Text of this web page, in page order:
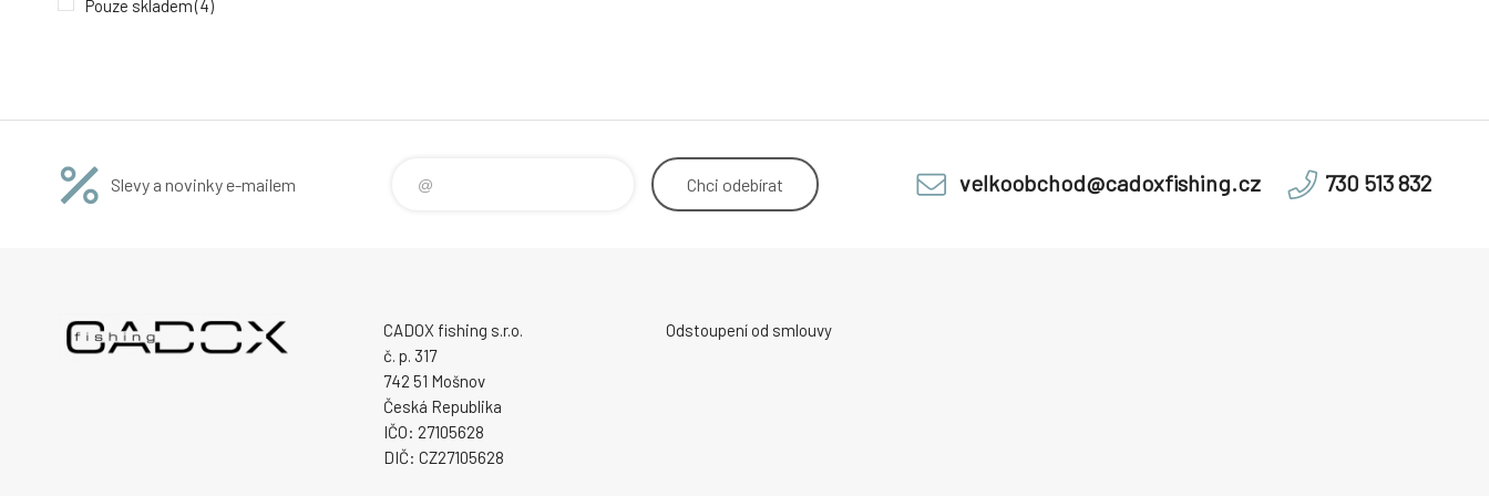
Pouze skladem(4)
Slevy a novinky e-mailem Chci odebírat velkoobchod@cadoxfishing.cz 730 513 832
CADOX fishing s.r.o.
č. p. 317
742 51 Mošnov
Česká Republika
IČO: 27105628
DIČ: CZ27105628
Odstoupení od smlouvy